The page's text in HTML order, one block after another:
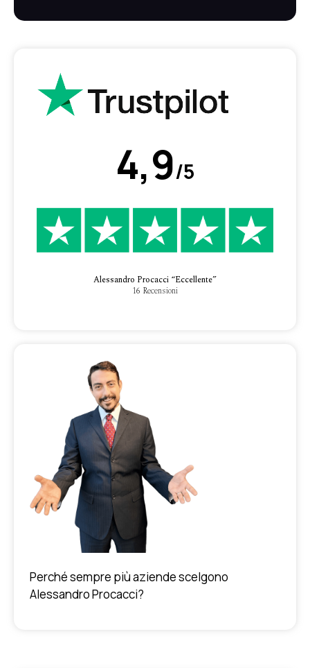
4,9/5
Alessandro Procacci “Eccellente”
16 Recensioni
Perché sempre più aziende scelgono
Alessandro Procacci?